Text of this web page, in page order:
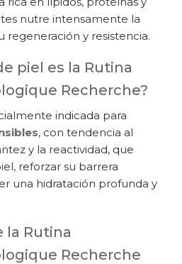
nutre intensamente la
regeneración y resistencia.
piel es la Rutina
Recherche?
indicada para
, con tendencia al
y la reactividad, que
reforzar su barrera
una hidratación profunda y
la Rutina
Recherche